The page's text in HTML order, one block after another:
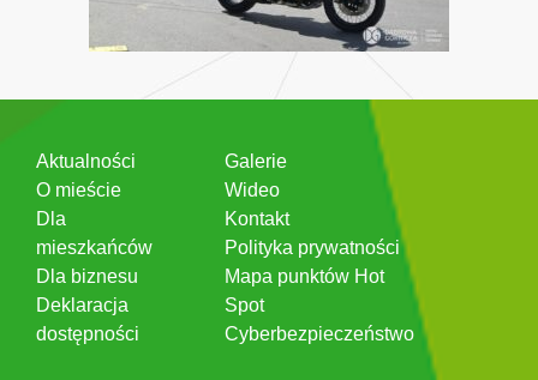
Aktualności
O mieście
Dla
mieszkańców
Dla biznesu
Deklaracja
dostępności
Galerie
Wideo
Kontakt
Polityka prywatności
Mapa punktów Hot
Spot
Cyberbezpieczeństwo